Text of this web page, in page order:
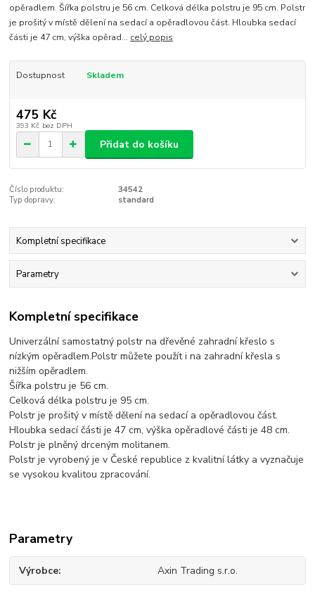
opěradlem. Šířka polstru je 56 cm. Celková délka polstru je 95 cm. Polstr
je prošitý v místě dělení na sedací a opěradlovou část. Hloubka sedací
části je 47 cm, výška opěrad... celý popis
Dostupnost Skladem
475 Kč
393 Kč bez DPH
Přidat do košíku
Číslo produktu:
34542
Typ dopravy:
standard
Kompletní specifikace
Parametry
Kompletní specifikace
Univerzální samostatný polstr na dřevěné zahradní křeslo s
nízkým opěradlem.Polstr můžete použít i na zahradní křesla s
nižším opěradlem.
Šířka polstru je 56 cm.
Celková délka polstru je 95 cm.
Polstr je prošitý v místě dělení na sedací a opěradlovou část.
Hloubka sedací části je 47 cm, výška opěradlové části je 48 cm.
Polstr je plněný drceným molitanem.
Polstr je vyrobený je v České republice z kvalitní látky a vyznačuje
se vysokou kvalitou zpracování.
Parametry
Výrobce Axin Trading s.r.o.